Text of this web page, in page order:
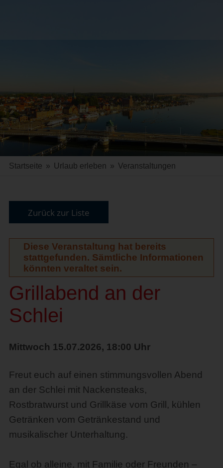
Startseite » Urlaub erleben » Veranstaltungen
Zurück zur Liste
Diese Veranstaltung hat bereits
stattgefunden. Sämtliche Informationen
könnten veraltet sein.
Grillabend an der
Schlei
Mittwoch 15.07.2026, 18:00 Uhr
Freut euch auf einen stimmungsvollen Abend
an der Schlei mit Nackensteaks,
Rostbratwurst und Grillkäse vom Grill, kühlen
Getränken vom Getränkestand und
musikalischer Unterhaltung.
Egal ob alleine, mit Familie oder Freunden –